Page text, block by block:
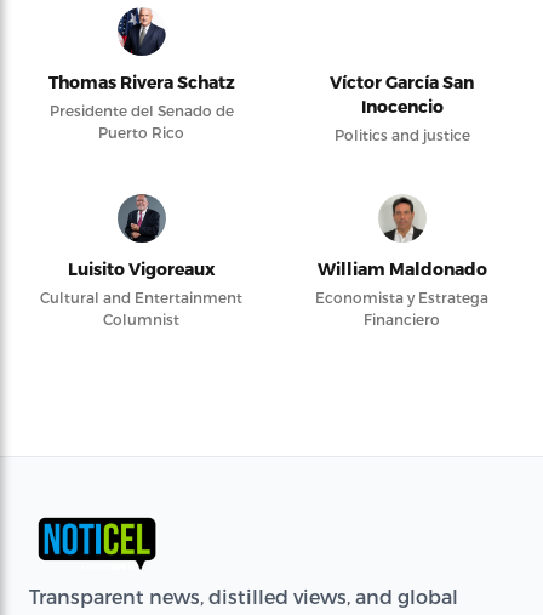
Thomas Rivera Schatz
Presidente del Senado de
Puerto Rico
Víctor García San
Inocencio
Politics and justice
Luisito Vigoreaux
Cultural and Entertainment
Columnist
William Maldonado
Economista y Estratega
Financiero
Transparent news, distilled views, and global